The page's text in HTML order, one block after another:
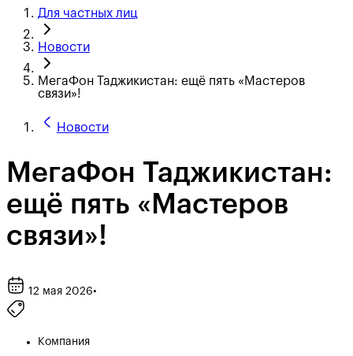
Для частных лиц
Новости
МегаФон Таджикистан: ещё пять «Мастеров
связи»!
Новости
МегаФон Таджикистан:
ещё пять «Мастеров
связи»!
12 мая 2026•
Компания